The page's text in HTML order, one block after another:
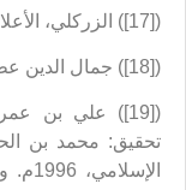
([17]) الزركلي، الأعلام 1: 171.
([18]) جمال الدين عطية، التنظير الفقهي: 42، ط1، 1407هـ.
([19]) علي بن